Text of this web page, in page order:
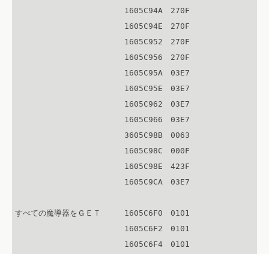
1605C94A　270F
1605C94E　270F
1605C952　270F
1605C956　270F
1605C95A　03E7
1605C95E　03E7
1605C962　03E7
1605C966　03E7
3605C98B　0063
1605C98C　000F
1605C98E　423F
1605C9CA　03E7
すべての魔導器をＧＥＴ　　　1605C6F0　0101
1605C6F2　0101
1605C6F4　0101